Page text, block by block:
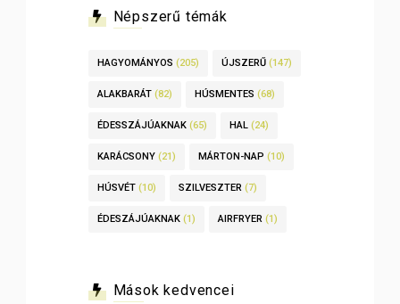
Népszerű témák
HAGYOMÁNYOS (205) ÚJSZERŰ (147)
ALAKBARÁT (82) HÚSMENTES (68)
ÉDESSZÁJÚAKNAK (65) HAL (24)
KARÁCSONY (21) MÁRTON-NAP (10)
HÚSVÉT (10) SZILVESZTER (7)
ÉDESZÁJÚAKNAK (1) AIRFRYER (1)
Mások kedvencei